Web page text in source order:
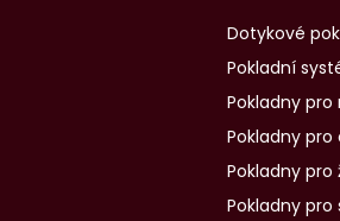
Dotykové
Pokladní
Pokladny
Pokladny
Pokladny pro
Pokladny pro